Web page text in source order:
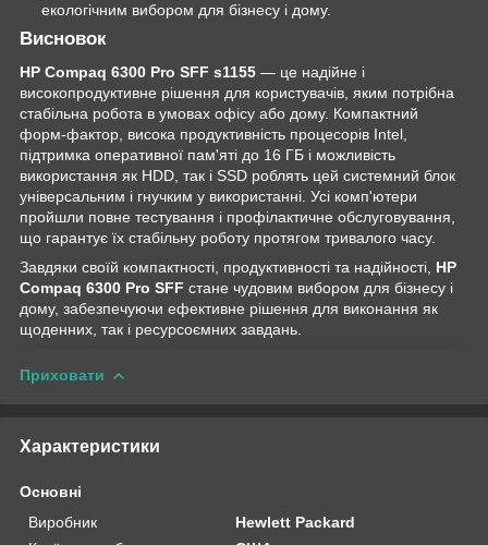
екологічним вибором для бізнесу і дому.
Висновок
HP Compaq 6300 Pro SFF s1155 — це надійне і
високопродуктивне рішення для користувачів, яким потрібна
стабільна робота в умовах офісу або дому. Компактний
форм-фактор, висока продуктивність процесорів Intel,
підтримка оперативної пам'яті до 16 ГБ і можливість
використання як HDD, так і SSD роблять цей системний блок
універсальним і гнучким у використанні. Усі комп'ютери
пройшли повне тестування і профілактичне обслуговування,
що гарантує їх стабільну роботу протягом тривалого часу.
Завдяки своїй компактності, продуктивності та надійності, HP
Compaq 6300 Pro SFF стане чудовим вибором для бізнесу і
дому, забезпечуючи ефективне рішення для виконання як
щоденних, так і ресурсоємних завдань.
Приховати
Характеристики
Основні
Виробник
Hewlett Packard